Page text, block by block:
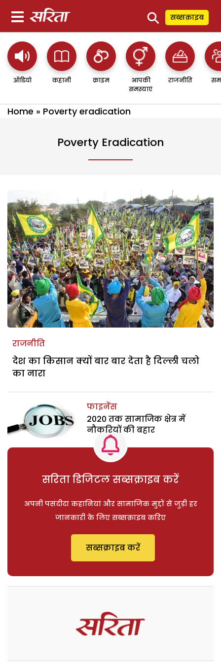
⚲ सब्सक्राइब
ऑडियो कहानी क्राइम
आपकी
समस्याएं
राजनीति
Home » Poverty eradication
Poverty Eradication
राजनीति
देश का किसान क्यों बार बार देता है दिल्ली चलो
का नारा
फाइनेंस
2020 तक सामाजिक क्षेत्र में
नौकरियों की बहार
सरिता डिजिटल सब्सक्राइब करें
अपनी पसंदीदा कहानियां और सामाजिक मुद्दों से जुड़ी हर
जानकारी के लिए सब्सक्राइब करिए
सब्सक्राइब करें